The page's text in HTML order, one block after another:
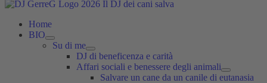
Home
BIO
Su di me
DJ di beneficenza e carità
Affari sociali e benessere degli animali
Salvare un cane da un canile di eutanasia